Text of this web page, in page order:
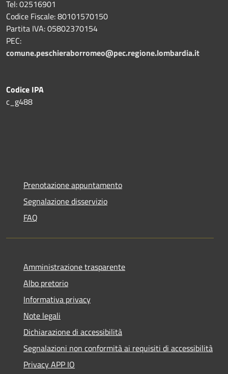
Tel: 02516901
Codice Fiscale: 80101570150
Partita IVA: 05802370154
PEC:
comune.peschieraborromeo@pec.regione.lombardia.it
Codice IPA
c_g488
Prenotazione appuntamento
Segnalazione disservizio
FAQ
Amministrazione trasparente
Albo pretorio
Informativa privacy
Note legali
Dichiarazione di accessibilità
Segnalazioni non conformità ai requisiti di accessibilità
Privacy APP IO